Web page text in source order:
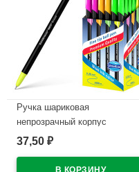
Ручка шариковая
непрозрачный корпус
(ErichKrause) Neo Акцент
одноразовая арт.55386 (Ст.50)
37,50 ₽